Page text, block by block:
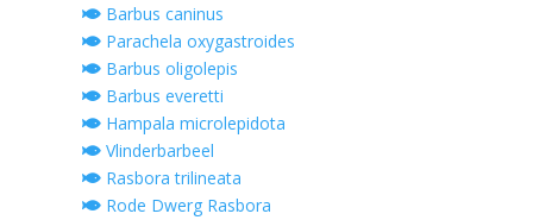
Barbus caninus
Parachela oxygastroides
Barbus oligolepis
Barbus everetti
Hampala microlepidota
Vlinderbarbeel
Rasbora trilineata
Rode Dwerg Rasbora